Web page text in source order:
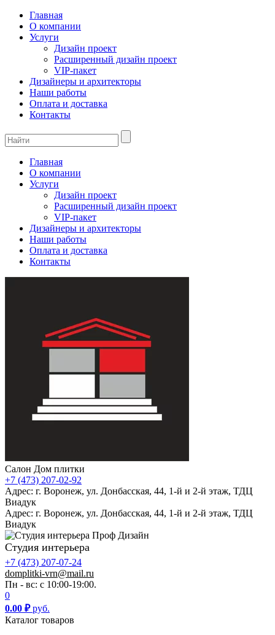
Главная
О компании
Услуги
Дизайн проект
Расширенный дизайн проект
VIP-пакет
Дизайнеры и архитекторы
Наши работы
Оплата и доставка
Контакты
Главная
О компании
Услуги
Дизайн проект
Расширенный дизайн проект
VIP-пакет
Дизайнеры и архитекторы
Наши работы
Оплата и доставка
Контакты
Салон Дом плитки
+7 (473) 207-02-92
Адрес: г. Воронеж, ул. Донбасская, 44, 1-й и 2-й этаж, ТДЦ
Виадук
Адрес: г. Воронеж, ул. Донбасская, 44, 1-й и 2-й этаж, ТДЦ
Виадук
Студия интерьера
+7 (473) 207-07-24
domplitki-vrn@mail.ru
Пн - вс: с 10:00-19:00.
0
0.00 ₽руб.
Каталог товаров